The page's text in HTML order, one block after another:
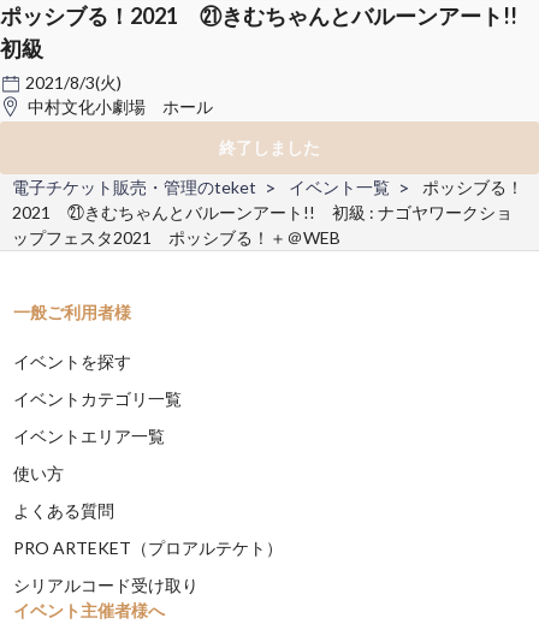
ポッシブる！2021 ㉑きむちゃんとバルーンアート!!
初級
2021/8/3(火)
中村文化小劇場 ホール
終了しました
電子チケット販売・管理のteket
イベント一覧
ポッシブる！
2021 ㉑きむちゃんとバルーンアート!! 初級 : ナゴヤワークショ
ップフェスタ2021 ポッシブる！＋＠WEB
一般ご利用者様
イベントを探す
イベントカテゴリ一覧
イベントエリア一覧
使い方
よくある質問
PRO ARTEKET（プロアルテケト）
シリアルコード受け取り
イベント主催者様へ